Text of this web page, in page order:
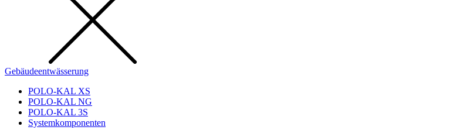
Gebäudeentwässerung
POLO-KAL XS
POLO-KAL NG
POLO-KAL 3S
Systemkomponenten